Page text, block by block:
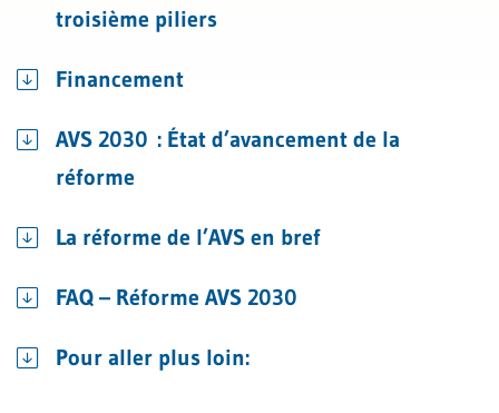
troisième piliers
Financement
AVS 2030 : État d’avancement de la
réforme
La réforme de l’AVS en bref
FAQ – Réforme AVS 2030
Pour aller plus loin: